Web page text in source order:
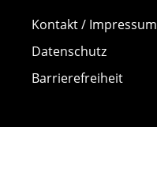
Kontakt / Impressum
Datenschutz
Barrierefreiheit